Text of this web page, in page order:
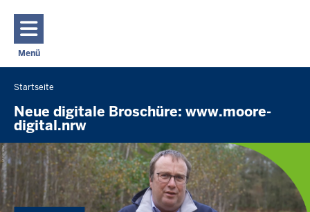
Menü
Navigation aktivieren/deaktivieren: Hauptmenü
Sie
befinden
sich
hier
Startseite
Neue digitale Broschüre: www.moore-
digital.nrw